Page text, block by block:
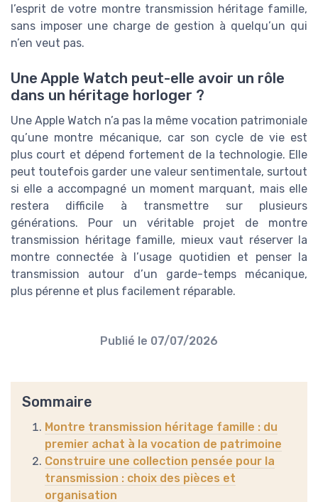
l’esprit de votre montre transmission héritage famille,
sans imposer une charge de gestion à quelqu’un qui
n’en veut pas.
Une Apple Watch peut-elle avoir un rôle
dans un héritage horloger ?
Une Apple Watch n’a pas la même vocation patrimoniale
qu’une montre mécanique, car son cycle de vie est
plus court et dépend fortement de la technologie. Elle
peut toutefois garder une valeur sentimentale, surtout
si elle a accompagné un moment marquant, mais elle
restera difficile à transmettre sur plusieurs
générations. Pour un véritable projet de montre
transmission héritage famille, mieux vaut réserver la
montre connectée à l’usage quotidien et penser la
transmission autour d’un garde-temps mécanique,
plus pérenne et plus facilement réparable.
Publié le 07/07/2026
Sommaire
Montre transmission héritage famille : du
premier achat à la vocation de patrimoine
Construire une collection pensée pour la
transmission : choix des pièces et
organisation